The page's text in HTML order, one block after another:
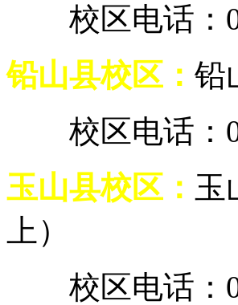
校区电话
铅山县校区： 铅
校区电话
玉山县校区： 玉
上）
校区电话